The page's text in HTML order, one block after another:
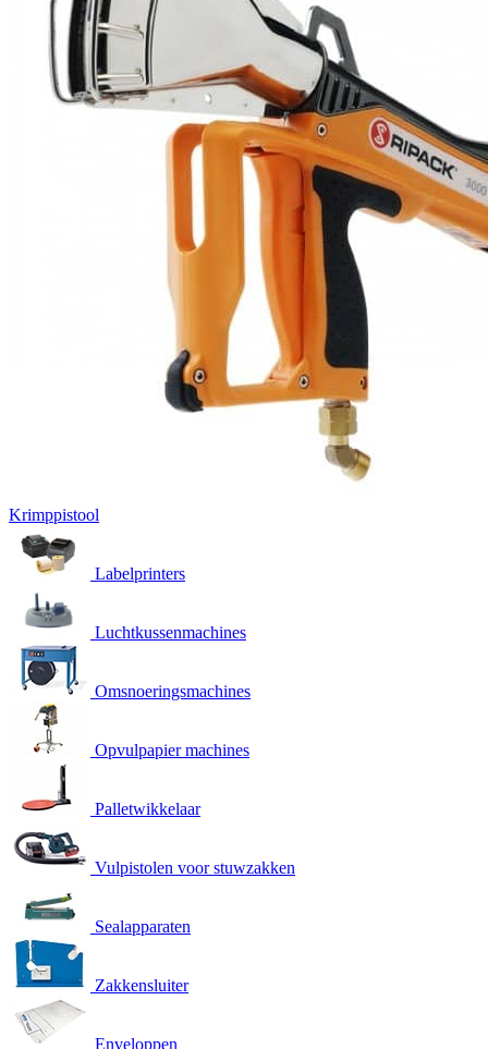
Krimppistool
Labelprinters
Luchtkussenmachines
Omsnoeringsmachines
Opvulpapier machines
Palletwikkelaar
Vulpistolen voor stuwzakken
Sealapparaten
Zakkensluiter
Enveloppen